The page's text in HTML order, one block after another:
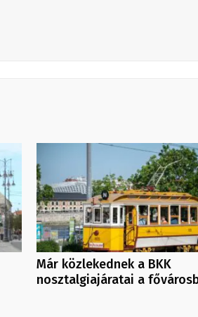
Már közlekednek a BKK
nosztalgiajáratai a